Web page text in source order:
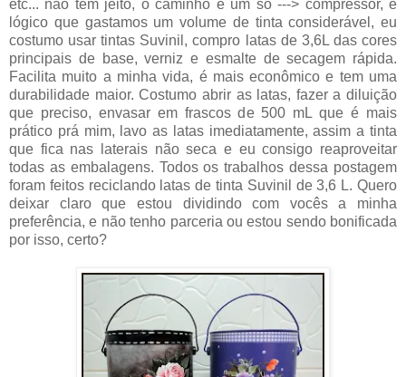
etc... não tem jeito, o caminho é um só ---> compressor, e
lógico que gastamos um volume de tinta considerável, eu
costumo usar tintas Suvinil, compro latas de 3,6L das cores
principais de base, verniz e esmalte de secagem rápida.
Facilita muito a minha vida, é mais econômico e tem uma
durabilidade maior. Costumo abrir as latas, fazer a diluição
que preciso, envasar em frascos de 500 mL que é mais
prático prá mim, lavo as latas imediatamente, assim a tinta
que fica nas laterais não seca e eu consigo reaproveitar
todas as embalagens. Todos os trabalhos dessa postagem
foram feitos reciclando latas de tinta Suvinil de 3,6 L. Quero
deixar claro que estou dividindo com vocês a minha
preferência, e não tenho parceria ou estou sendo bonificada
por isso, certo?